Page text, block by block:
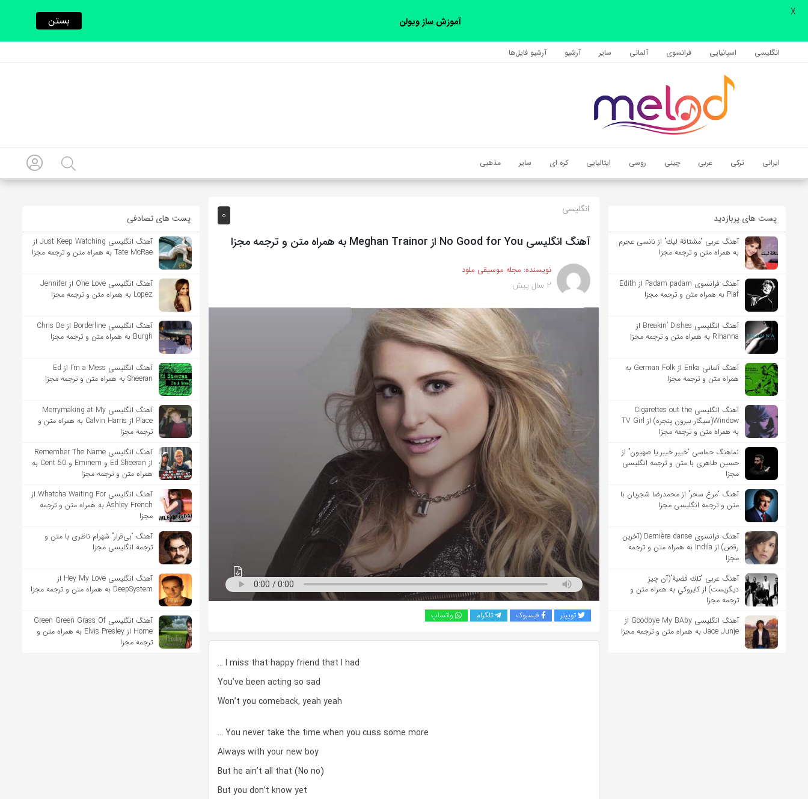
انگلیسی اسپانیایی فرانسوی آلمانی سایر آرشیو آرشیو فایل‌‎ها
ایرانی ترکی عربی چینی روسی ایتالیایی کره ای سایر مذهبی
اشتراک گذاری
با استفاده از روش‌های زیر می‌توانید این صفحه را با دوستان خود به
کپی لینک
پست های پربازدید
آهنگ عربی “مشتاقة لیك” از نانسی عجرم
به همراه متن و ترجمه مجزا
آهنگ فرانسوی Padam padam از Édith
Piaf به همراه متن و ترجمه مجزا
آهنگ انگلیسی Breakin’ Dishes از
Rihanna به همراه متن و ترجمه مجزا
آهنگ آلمانی Erika از German Folk به
همراه متن و ترجمه مجزا
آهنگ انگلیسی Cigarettes out the
Window(سیگار بیرون پنجره) از TV Girl
به همراه متن و ترجمه مجزا
نماهنگ حماسی “خیبر خیبر یا صهیون” از
حسین طاهری با متن و ترجمه انگلیسی
مجزا
آهنگ “مرغ سحر” از محمدرضا شجریان با
متن و ترجمه انگلیسی مجزا
آهنگ فرانسوی Dernière danse (آخرین
رقص) از Indila به همراه متن و ترجمه
مجزا
آهنگ عربی “تلك قضية”(آن چیزِ
دیگریست) از كايروكي به همراه متن و
ترجمه مجزا
آهنگ انگلیسی Goodbye My BAby از
Jace Junje به همراه متن و ترجمه مجزا
0 انگلیسی
آهنگ انگلیسی No Good for You از Meghan Trainor به همراه متن و ترجمه مجزا
نویسنده: مجله موسیقی ملود
2 سال پیش
توییتر فیسبوک تلگرام واتساپ
… I miss that happy friend that I had
You’ve been acting so sad
Won’t you comeback, yeah yeah
… You never take the time when you cuss some more
Always with your new boy
But he ain’t all that (No no)
But you don’t know yet
پست های تصادفی
آهنگ انگلیسی Just Keep Watching از
Tate McRae به همراه متن و ترجمه مجزا
آهنگ انگلیسی One Love از Jennifer
Lopez به همراه متن و ترجمه مجزا
آهنگ انگلیسی Borderline از Chris De
Burgh به همراه متن و ترجمه مجزا
آهنگ انگلیسی I’m a Mess از Ed
Sheeran به همراه متن و ترجمه مجزا
آهنگ انگلیسی Merrymaking at My
Place از Calvin Harris به همراه متن و
ترجمه مجزا
آهنگ انگلیسی Remember The Name
از Ed Sheeran و Eminem و 50 Cent به
همراه متن و ترجمه مجزا
آهنگ انگلیسی Whatcha Waiting For از
Ashley French به همراه متن و ترجمه
مجزا
آهنگ “بی‌قرار” شهرام ناظری با متن و
ترجمه انگلیسی مجزا
آهنگ انگلیسی Hey My Love از
DeepSystem به همراه متن و ترجمه مجزا
آهنگ انگلیسی Green Green Grass Of
Home از Elvis Presley به همراه متن و
ترجمه مجزا
آموزش ساز ویولن بستن
X